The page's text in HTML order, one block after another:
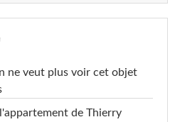
ne veut plus voir cet objet
de Thierry